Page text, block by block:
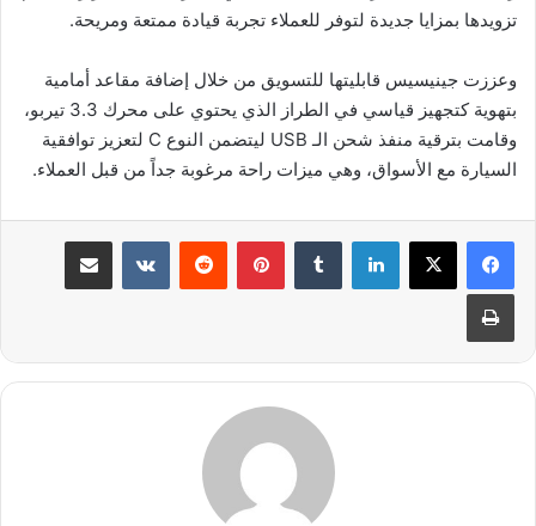
تزويدها بمزايا جديدة لتوفر للعملاء تجربة قيادة ممتعة ومريحة.
وعززت جينيسيس قابليتها للتسويق من خلال إضافة مقاعد أمامية
بتهوية كتجهيز قياسي في الطراز الذي يحتوي على محرك 3.3 تيربو،
وقامت بترقية منفذ شحن الـ USB ليتضمن النوع C لتعزيز توافقية
السيارة مع الأسواق، وهي ميزات راحة مرغوبة جداً من قبل العملاء.
لينكدإن بينتيريست مشاركة عبر البريد
طباعة